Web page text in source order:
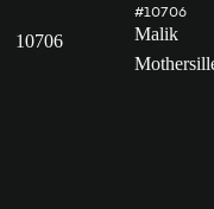
10706
#10706
Malik